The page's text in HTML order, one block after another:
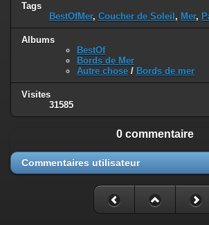
Tags
BestOfMer, Coucher de Soleil , Mer,
Albums
BestOf
Bords de Mer
Autre chose / Bords de mer
Visites
31585
0 commentaire
Commentaires utilisateur